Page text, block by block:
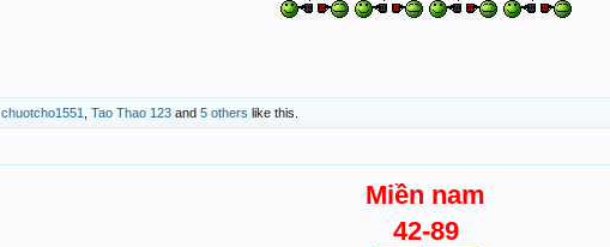
chuotcho1551 Tao Thao 123 and 5 others like this.
Miền nam
42-89